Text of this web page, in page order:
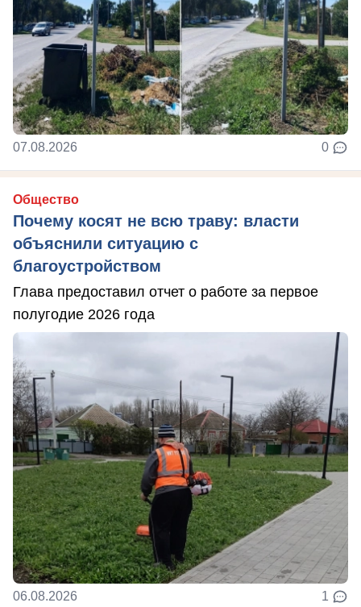
07.08.2026 0
Общество
Почему косят не всю траву: власти
объяснили ситуацию с
благоустройством
Глава предоставил отчет о работе за первое
полугодие 2026 года
06.08.2026 1